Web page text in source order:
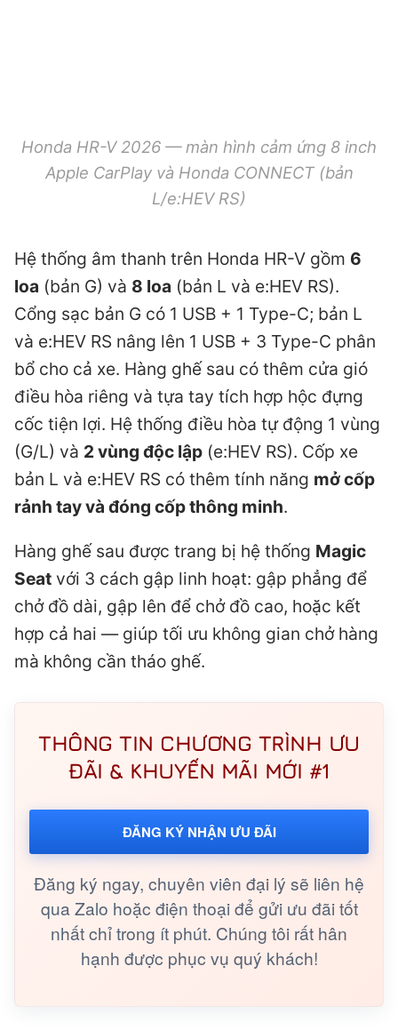
Honda HR-V 2026 — màn hình cảm ứng 8 inch
Apple CarPlay và Honda CONNECT (bản
L/e:HEV RS)
Hệ thống âm thanh trên Honda HR-V gồm 6
loa (bản G) và 8 loa (bản L và e:HEV RS).
Cổng sạc bản G có 1 USB + 1 Type-C; bản L
và e:HEV RS nâng lên 1 USB + 3 Type-C phân
bổ cho cả xe. Hàng ghế sau có thêm cửa gió
điều hòa riêng và tựa tay tích hợp hộc đựng
cốc tiện lợi. Hệ thống điều hòa tự động 1 vùng
(G/L) và 2 vùng độc lập (e:HEV RS). Cốp xe
bản L và e:HEV RS có thêm tính năng mở cốp
rảnh tay và đóng cốp thông minh.
Hàng ghế sau được trang bị hệ thống Magic
Seat với 3 cách gập linh hoạt: gập phẳng để
chở đồ dài, gập lên để chở đồ cao, hoặc kết
hợp cả hai — giúp tối ưu không gian chở hàng
mà không cần tháo ghế.
THÔNG TIN CHƯƠNG TRÌNH ƯU
ĐÃI & KHUYẾN MÃI MỚI #1
ĐĂNG KÝ NHẬN ƯU ĐÃI
Đăng ký ngay, chuyên viên đại lý sẽ liên hệ
qua Zalo hoặc điện thoại để gửi ưu đãi tốt
nhất chỉ trong ít phút. Chúng tôi rất hân
hạnh được phục vụ quý khách!